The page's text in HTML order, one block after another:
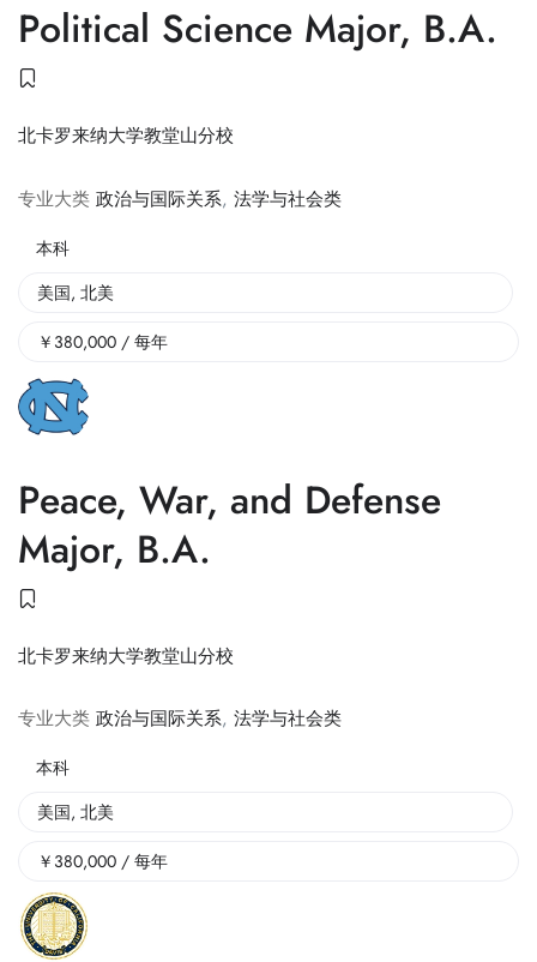
Political Science Major, B.A.
北卡罗来纳大学教堂山分校
专业大类 政治与国际关系, 法学与社会类
本科
美国, 北美
￥ 380,000 / 每年
Peace, War, and Defense
Major, B.A.
北卡罗来纳大学教堂山分校
专业大类 政治与国际关系, 法学与社会类
本科
美国, 北美
￥ 380,000 / 每年